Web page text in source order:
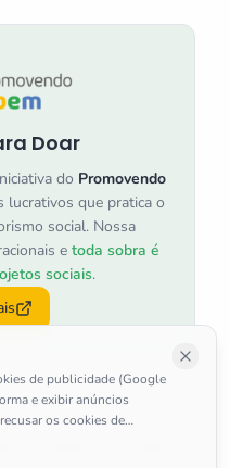
de publicidade (Google
e exibir anúncios
os cookies de
Doar
do Promovendo
lucrativos que pratica o
social. Nossa
e toda sobra é
sociais.